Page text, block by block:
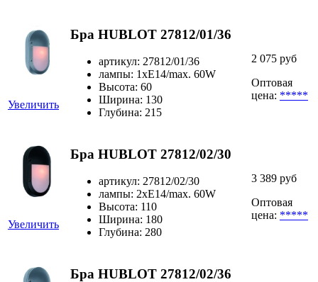
Увеличить
Бра HUBLOT 27812/01/36
артикул: 27812/01/36
лампы: 1xE14/max. 60W
Высота: 60
Ширина: 130
Глубина: 215
2 075 руб
Оптовая
цена: *****
Увеличить
Бра HUBLOT 27812/02/30
артикул: 27812/02/30
лампы: 2xE14/max. 60W
Высота: 110
Ширина: 180
Глубина: 280
3 389 руб
Оптовая
цена: *****
Бра HUBLOT 27812/02/36